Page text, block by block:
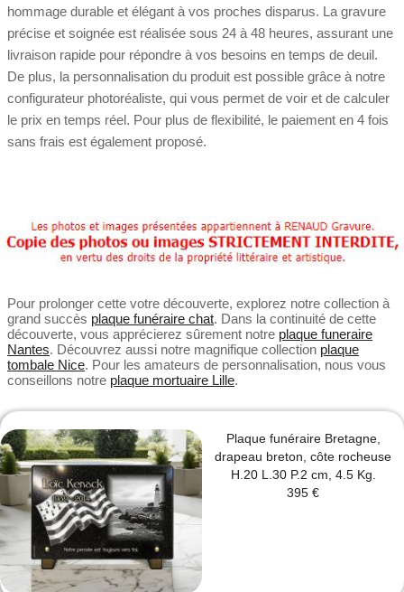
hommage durable et élégant à vos proches disparus. La gravure
précise et soignée est réalisée sous 24 à 48 heures, assurant une
livraison rapide pour répondre à vos besoins en temps de deuil.
De plus, la personnalisation du produit est possible grâce à notre
configurateur photoréaliste, qui vous permet de voir et de calculer
le prix en temps réel. Pour plus de flexibilité, le paiement en 4 fois
sans frais est également proposé.
Pour prolonger cette votre découverte, explorez notre collection à
grand succès plaque funéraire chat. Dans la continuité de cette
découverte, vous apprécierez sûrement notre plaque funeraire
Nantes. Découvrez aussi notre magnifique collection plaque
tombale Nice. Pour les amateurs de personnalisation, nous vous
conseillons notre plaque mortuaire Lille.
Plaque funéraire Bretagne,
drapeau breton, côte rocheuse
H.20 L.30 P.2 cm, 4.5 Kg.
395 €